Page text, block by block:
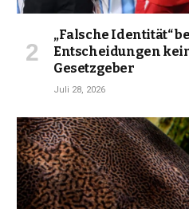
„Falsche Identität“
Entscheidungen
Gesetzgeber
Juli 28, 2026